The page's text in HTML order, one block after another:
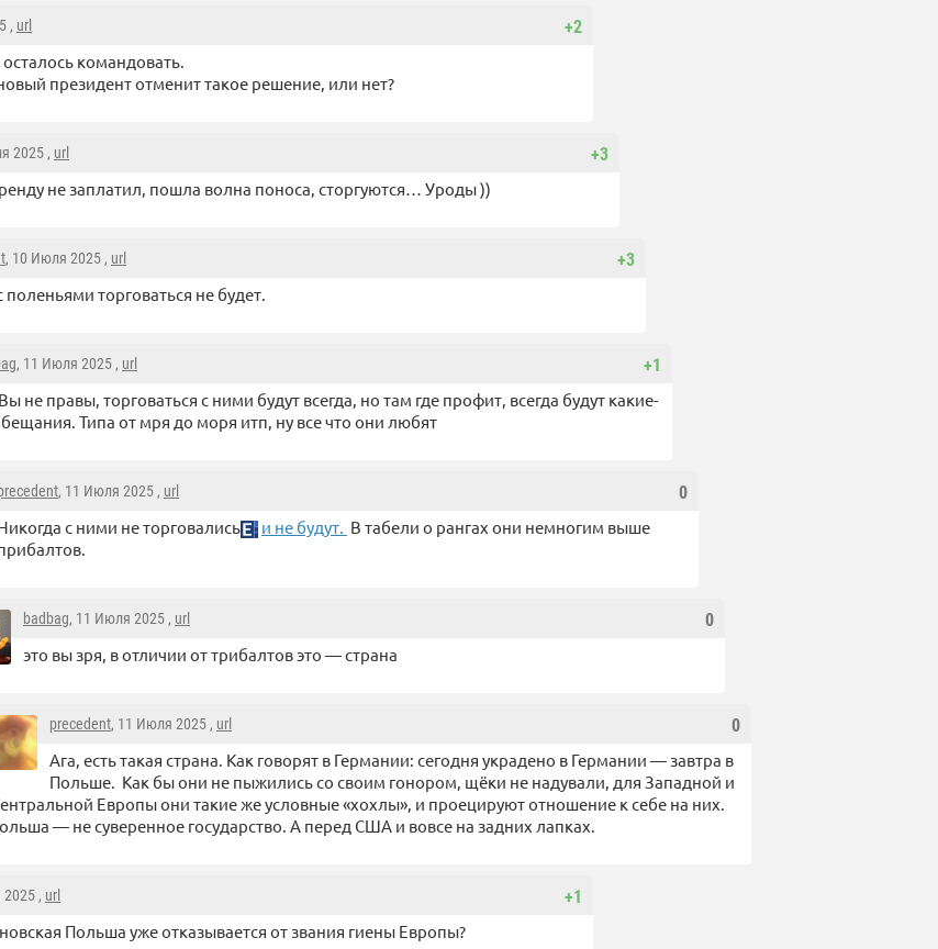
+2
, url
командовать.
президент отменит такое решение, или нет?
+3
2025 , url
не заплатил, пошла волна поноса, сторгуются… Уроды ))
+3
, 10 Июля 2025 , url
поленьями торговаться не будет.
+1
, 11 Июля 2025 , url
не правы, торговаться с ними будут всегда, но там где профит, всегда будут какие-
Типа от мря до моря итп, ну все что они любят
0
, 11 Июля 2025 , url
с ними не торговались и не будут. В табели о рангах они немногим выше
0
badbag, 11 Июля 2025 , url
это вы зря, в отличии от трибалтов это — страна
0
precedent, 11 Июля 2025 , url
Ага, есть такая страна. Как говорят в Германии: сегодня украдено в Германии — завтра в
Польше. Как бы они не пыжились со своим гонором, щёки не надували, для Западной и
Европы они такие же условные «хохлы», и проецируют отношение к себе на них.
— не суверенное государство. А перед США и вовсе на задних лапках.
+1
, url
Польша уже отказывается от звания гиены Европы?